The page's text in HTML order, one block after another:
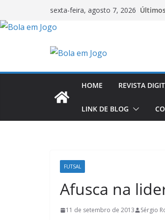
sexta-feira, agosto 7, 2026
HOME REVISTA
LINK DE BLOG
FUTSAL
Afusca na
11 de setembro de 2013 Sérgio